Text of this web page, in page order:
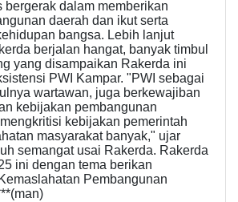
bergerak dalam memberikan
daerah dan ikut serta
bangsa. Lebih lanjut
berjalan hangat, banyak timbul
yang disampaikan Rakerda ini
PWI Kampar. "PWI sebagai
wartawan, juga berkewajiban
kebijakan pembangunan
kebijakan pemerintah
masyarakat banyak," ujar
semangat usai Rakerda. Rakerda
ini dengan tema berikan
Pembangunan